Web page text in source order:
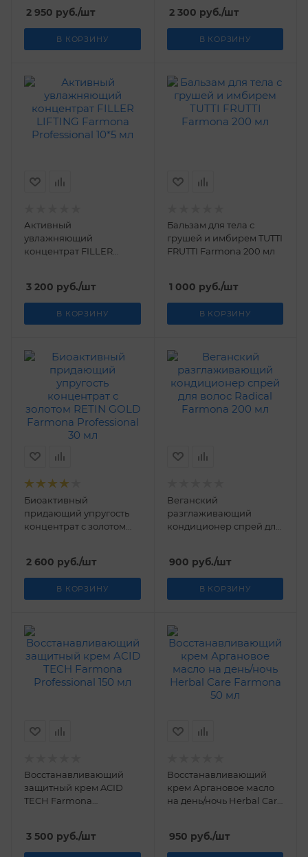
2 950 руб./шт
В КОРЗИНУ
мл
2 300 руб./шт
В КОРЗИНУ
Активный
увлажняющий
концентрат FILLER
3 200 руб./шт
В КОРЗИНУ
Бальзам для тела с
грушей и имбирем TUTTI
FRUTTI Farmona 200 мл
1 000 руб./шт
В КОРЗИНУ
Биоактивный
придающий упругость
концентрат с золотом
2 600 руб./шт
В КОРЗИНУ
Веганский
разглаживающий
кондиционер спрей для
900 руб./шт
В КОРЗИНУ
Восстанавливающий
защитный крем ACID
TECH Farmona
3 500 руб./шт
Восстанавливающий
крем Аргановое масло
на день/ночь Herbal Care
950 руб./шт